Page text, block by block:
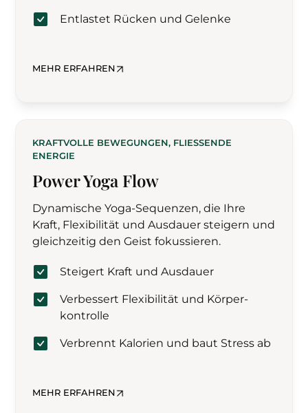
Entlastet Rücken und Gelenke
MEHR ERFAHREN
KRAFTVOLLE BEWEGUNGEN, FLIESSENDE E
NERGIE
Power Yoga Flow
Dynamische Yoga-Sequenzen, die Ihre
Kraft, Flexibilität und Ausdauer steigern und
gleichzeitig den Geist fokussieren.
Steigert Kraft und Ausdauer
Verbessert Flexibilität und Körper­
kontrolle
Verbrennt Kalorien und baut Stress ab
MEHR ERFAHREN